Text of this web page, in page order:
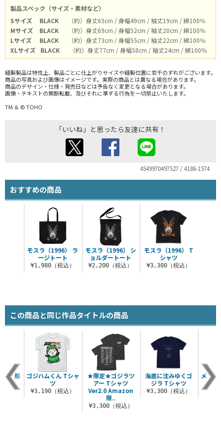
製品スペック（サイズ・素材など）
Sサイズ
BLACK
（約）身丈65cm / 身幅49cm / 袖丈19cm / 綿100％
Mサイズ
BLACK
（約）身丈69cm / 身幅52cm / 袖丈20cm / 綿100％
Lサイズ
BLACK
（約）身丈73cm / 身幅55cm / 袖丈22cm / 綿100％
XLサイズ
BLACK （約）身丈77cm / 身幅58cm / 袖丈24cm / 綿100％
縫製製品は特性上、製品ごとに仕上がりサイズや縫製位置に若干のずれがございます。
商品の写真および画像はイメージです。実際の商品とは異なる場合があります。
商品のデザイン・仕様・発売日などは予告なく変更となる場合があります。
画像・テキストの無断転載、及びそれに準ずる行為を一切禁止いたします。
TM ＆ © TOHO
「いいね」と思ったら友達に共有！
4549970497527 / 4186-1574
おすすめの商品
モスラ（1996） シ
ョルダートート
¥2,200（税込）
モスラ（1996） T
シャツ
¥3,300（税込）
モスラ（1996） ラ
ージトート
¥1,980（税込）
この商品と同じ作品タイトルの商品
★限定★ゴジラツ
アー Tシャツ
Ver2.0 Amazon
限..
¥3,300（税込）
海底に沈みゆくゴ
ジラ Tシャツ
¥3,300（税込）
メカゴ
第2形
れ
込）
ゴジハムくん Tシャ
ツ
¥3,190（税込）